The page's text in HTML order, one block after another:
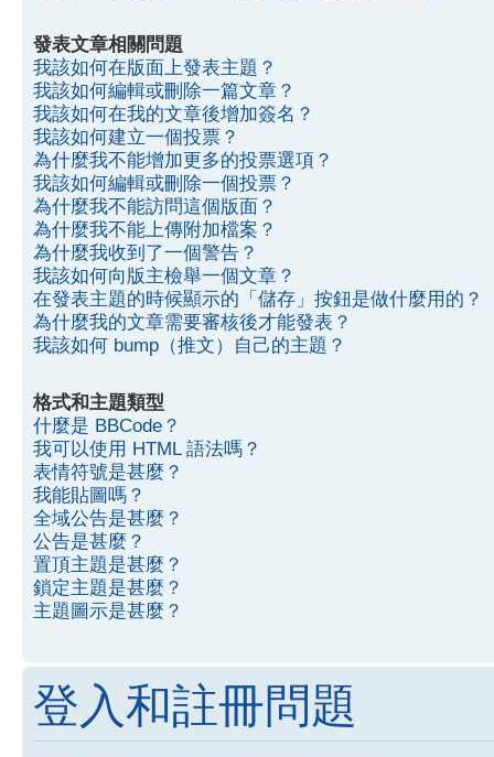
發表文章相關問題
我該如何在版面上發表主題？
我該如何編輯或刪除一篇文章？
我該如何在我的文章後增加簽名？
我該如何建立一個投票？
為什麼我不能增加更多的投票選項？
我該如何編輯或刪除一個投票？
為什麼我不能訪問這個版面？
為什麼我不能上傳附加檔案？
為什麼我收到了一個警告？
我該如何向版主檢舉一個文章？
在發表主題的時候顯示的「儲存」按鈕是做什麼用的？
為什麼我的文章需要審核後才能發表？
我該如何 bump（推文）自己的主題？
格式和主題類型
什麼是 BBCode？
我可以使用 HTML 語法嗎？
表情符號是甚麼？
我能貼圖嗎？
全域公告是甚麼？
公告是甚麼？
置頂主題是甚麼？
鎖定主題是甚麼？
主題圖示是甚麼？
登入和註冊問題